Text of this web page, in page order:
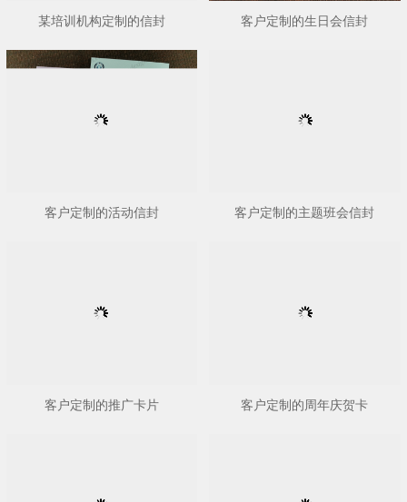
某培训机构定制的信封 客户定制的生日会信封
客户定制的活动信封 客户定制的主题班会信封
客户定制的推广卡片 客户定制的周年庆贺卡